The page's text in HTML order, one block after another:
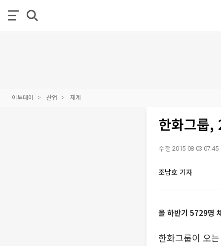
이투데이 산업 재계
한화그룹,
수정 2015-08-03 07:45
조남호 기자
올 하반기 5729명
한화그룹이 오